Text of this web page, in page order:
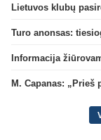
Turo anonsas:
Informacija